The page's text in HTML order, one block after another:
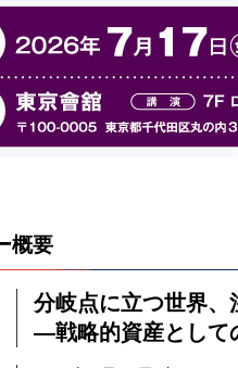
概要
分岐点に立つ世界、
―戦略的資産とし